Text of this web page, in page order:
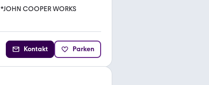
*JOHN COOPER WORKS
Kontakt Parken